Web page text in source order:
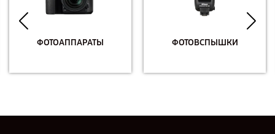
ФОТОАППАРАТЫ ФОТОВСПЫШКИ